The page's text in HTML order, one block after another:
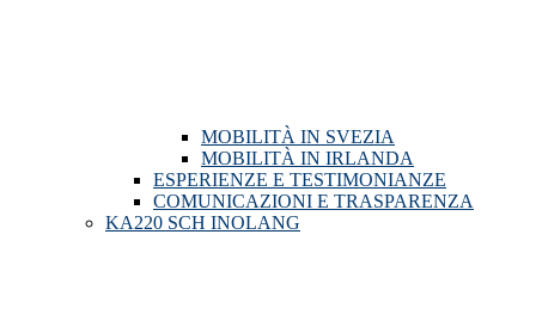
MOBILITÀ IN SVEZIA
MOBILITÀ IN IRLANDA
ESPERIENZE E TESTIMONIANZE
COMUNICAZIONI E TRASPARENZA
KA220 SCH INOLANG